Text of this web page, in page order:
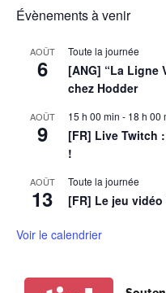
Évènements à venir
AOÛT
6
Toute la journée
[ANG] “La Ligne
chez Hodder
AOÛT
9
15 h 00 min - 18 h 00
[FR] Live Twitch
!
AOÛT
13
Toute la journée
[FR] Le jeu vidéo
Voir le calendrier